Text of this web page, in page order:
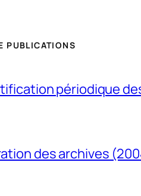
PUBLICATIONS
périodique
des archives